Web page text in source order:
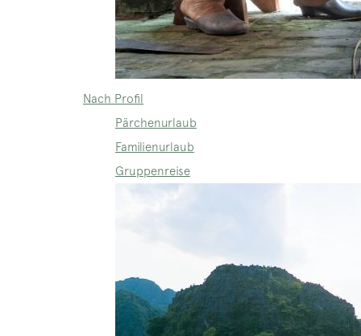
Nach Profil
Pärchenurlaub
Familienurlaub
Gruppenreise